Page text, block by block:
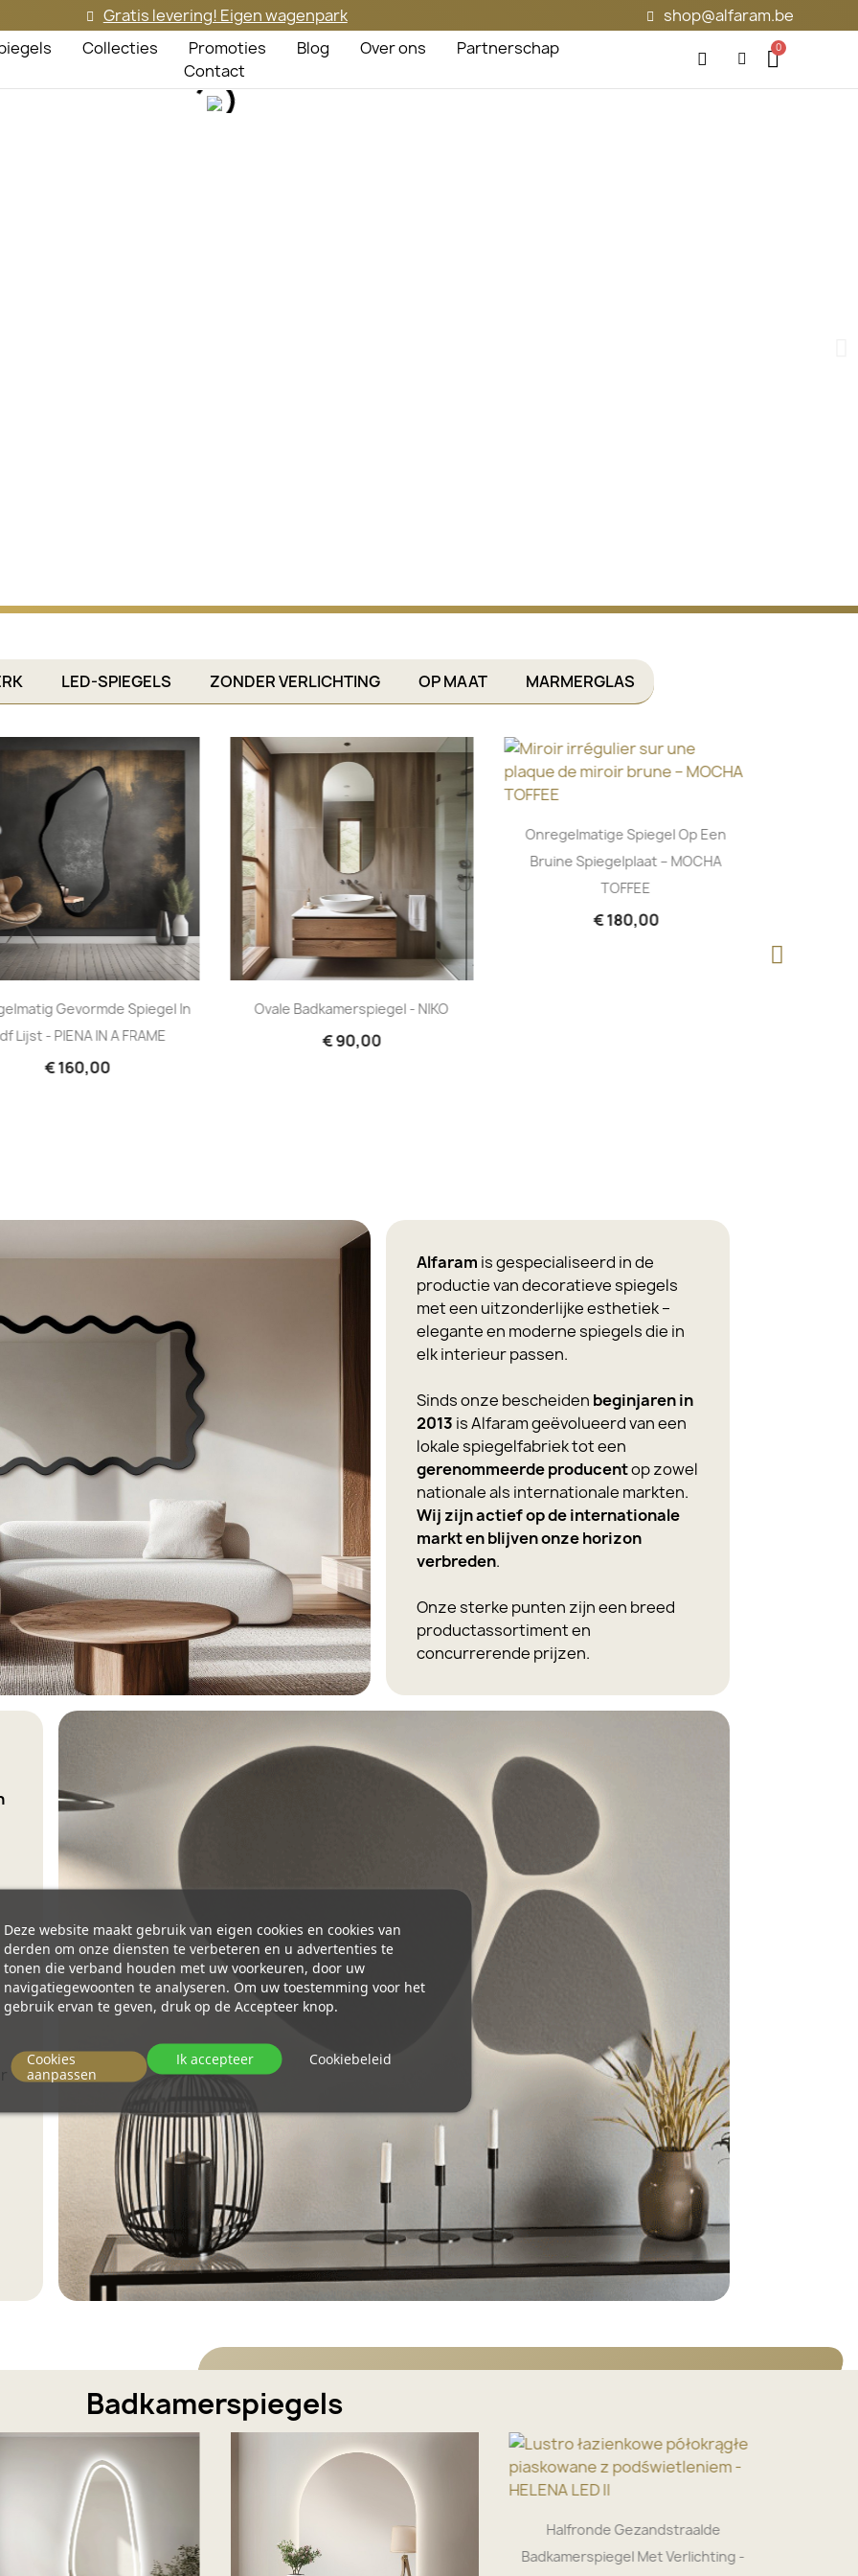
Gratis levering! Eigen wagenpark
shop@alfaram.be
Collecties Promoties Blog Over ons
Partnerschap
Contact
LED-SPIEGELS ZONDER VERLICHTING OP MAAT MARMERGLAS
Gevormde Spiegel In
Lijst - PIENA IN A FRAME
€ 160,00
Ovale Badkamerspiegel - NIKO
€ 90,00
Onregelmatige Spiegel Op Een
Bruine Spiegelplaat – MOCHA
TOFFEE
€ 180,00
Alfaram is gespecialiseerd in de
productie van decoratieve spiegels
met een uitzonderlijke esthetiek –
elegante en moderne spiegels die in
elk interieur passen.
Sinds onze bescheiden beginjaren in
2013 is Alfaram geëvolueerd van een
lokale spiegelfabriek tot een
gerenommeerde producentop zowel
nationale als internationale markten.
Wij zijn actief op de internationale
markt en blijven onze horizon
verbreden.
Onze sterke punten zijn een breed
productassortiment en
concurrerende prijzen.
Badkamerspiegels
Halfronde Gezandstraalde
Badkamerspiegel Met Verlichting -
Deze website maakt gebruik van eigen cookies en cookies van
derden om onze diensten te verbeteren en u advertenties te
tonen die verband houden met uw voorkeuren, door uw
navigatiegewoonten te analyseren. Om uw toestemming voor het
gebruik ervan te geven, druk op de Accepteer knop.
Cookiebeleid
Cookies
aanpassen
Ik accepteer